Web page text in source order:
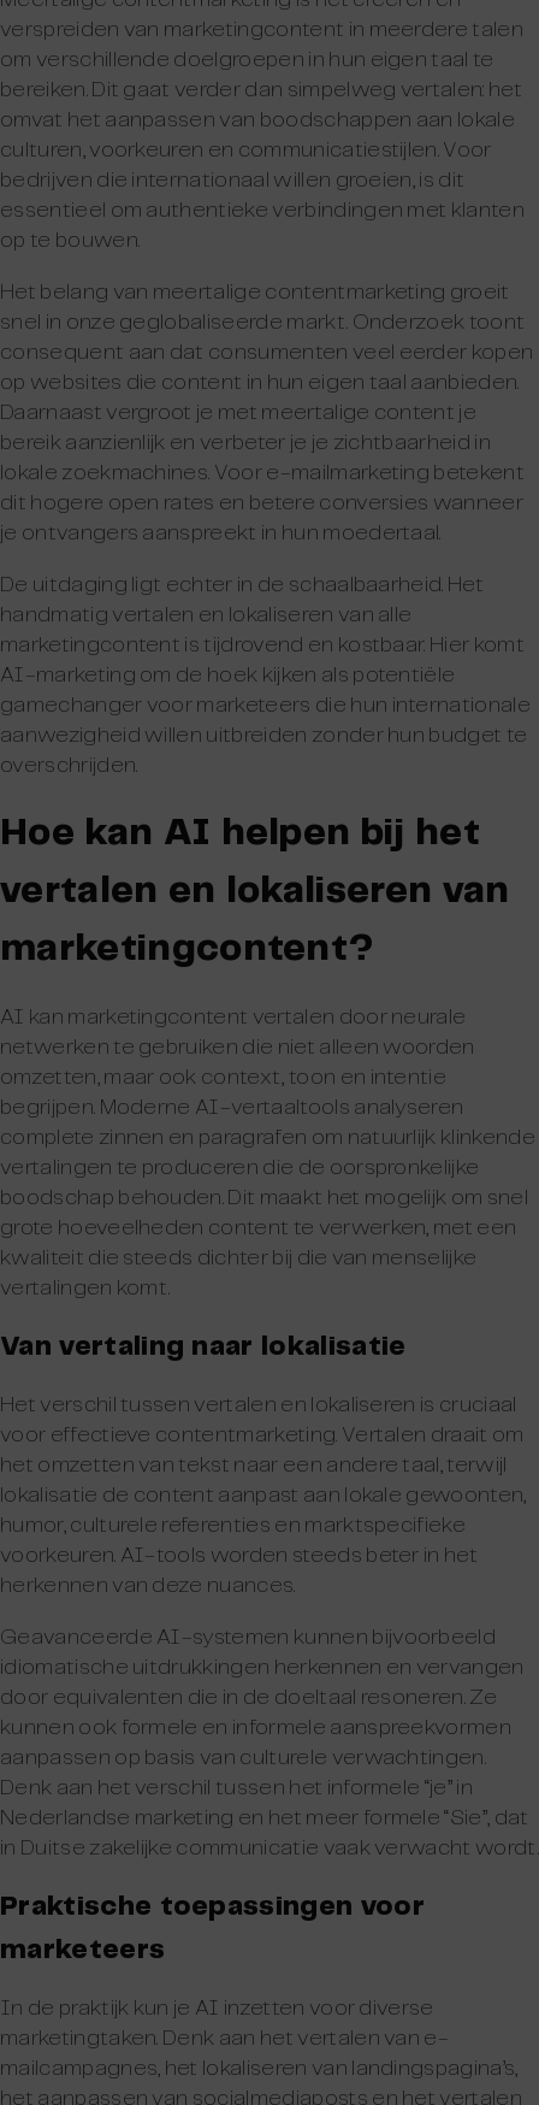
verspreiden van marketingcontent in meerdere talen
om verschillende doelgroepen in hun eigen taal te
bereiken. Dit gaat verder dan simpelweg vertalen: het
omvat het aanpassen van boodschappen aan lokale
culturen, voorkeuren en communicatiestijlen. Voor
bedrijven die internationaal willen groeien, is dit
essentieel om authentieke verbindingen met klanten
op te bouwen.
Het belang van meertalige contentmarketing groeit
snel in onze geglobaliseerde markt. Onderzoek toont
consequent aan dat consumenten veel eerder kopen
op websites die content in hun eigen taal aanbieden.
Daarnaast vergroot je met meertalige content je
bereik aanzienlijk en verbeter je je zichtbaarheid in
lokale zoekmachines. Voor e-mailmarketing betekent
dit hogere open rates en betere conversies wanneer
je ontvangers aanspreekt in hun moedertaal.
De uitdaging ligt echter in de schaalbaarheid. Het
handmatig vertalen en lokaliseren van alle
marketingcontent is tijdrovend en kostbaar. Hier komt
AI-marketing om de hoek kijken als potentiële
gamechanger voor marketeers die hun internationale
aanwezigheid willen uitbreiden zonder hun budget te
overschrijden.
Hoe kan AI helpen bij het
vertalen en lokaliseren van
marketingcontent?
AI kan marketingcontent vertalen door neurale
netwerken te gebruiken die niet alleen woorden
omzetten, maar ook context, toon en intentie
begrijpen. Moderne AI-vertaaltools analyseren
complete zinnen en paragrafen om natuurlijk klinkende
vertalingen te produceren die de oorspronkelijke
boodschap behouden. Dit maakt het mogelijk om snel
grote hoeveelheden content te verwerken, met een
kwaliteit die steeds dichter bij die van menselijke
vertalingen komt.
Van vertaling naar lokalisatie
Het verschil tussen vertalen en lokaliseren is cruciaal
voor effectieve contentmarketing. Vertalen draait om
het omzetten van tekst naar een andere taal, terwijl
lokalisatie de content aanpast aan lokale gewoonten,
humor, culturele referenties en marktspecifieke
voorkeuren. AI-tools worden steeds beter in het
herkennen van deze nuances.
Geavanceerde AI-systemen kunnen bijvoorbeeld
idiomatische uitdrukkingen herkennen en vervangen
door equivalenten die in de doeltaal resoneren. Ze
kunnen ook formele en informele aanspreekvormen
aanpassen op basis van culturele verwachtingen.
Denk aan het verschil tussen het informele “je” in
Nederlandse marketing en het meer formele “Sie”, dat
in Duitse zakelijke communicatie vaak verwacht wordt.
Praktische toepassingen voor
marketeers
In de praktijk kun je AI inzetten voor diverse
marketingtaken. Denk aan het vertalen van e-
mailcampagnes, het lokaliseren van landingspagina’s,
het aanpassen van socialmediaposts en het vertalen